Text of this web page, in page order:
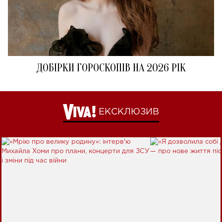
ДОБІРКИ ГОРОСКОПІВ НА 2026 РІК
ЕКСКЛЮЗИВ